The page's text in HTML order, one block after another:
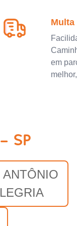
Multa
em
SP